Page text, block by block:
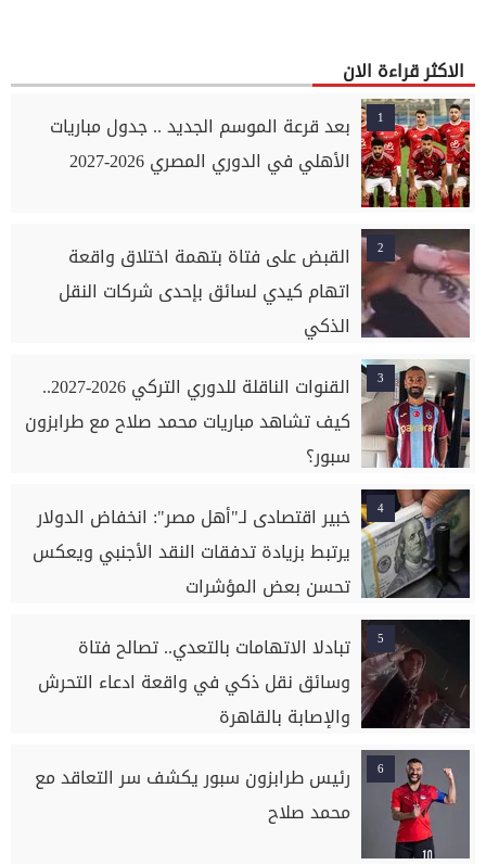
الاكثر قراءة الان
1
بعد قرعة الموسم الجديد .. جدول مباريات
الأهلي في الدوري المصري 2026-2027
2
القبض على فتاة بتهمة اختلاق واقعة
اتهام كيدي لسائق بإحدى شركات النقل
الذكي
3
القنوات الناقلة للدوري التركي 2026-2027..
كيف تشاهد مباريات محمد صلاح مع طرابزون
سبور؟
4
خبير اقتصادى لـ"أهل مصر": انخفاض الدولار
يرتبط بزيادة تدفقات النقد الأجنبي ويعكس
تحسن بعض المؤشرات
5
تبادلا الاتهامات بالتعدي.. تصالح فتاة
وسائق نقل ذكي في واقعة ادعاء التحرش
والإصابة بالقاهرة
6
رئيس طرابزون سبور يكشف سر التعاقد مع
محمد صلاح